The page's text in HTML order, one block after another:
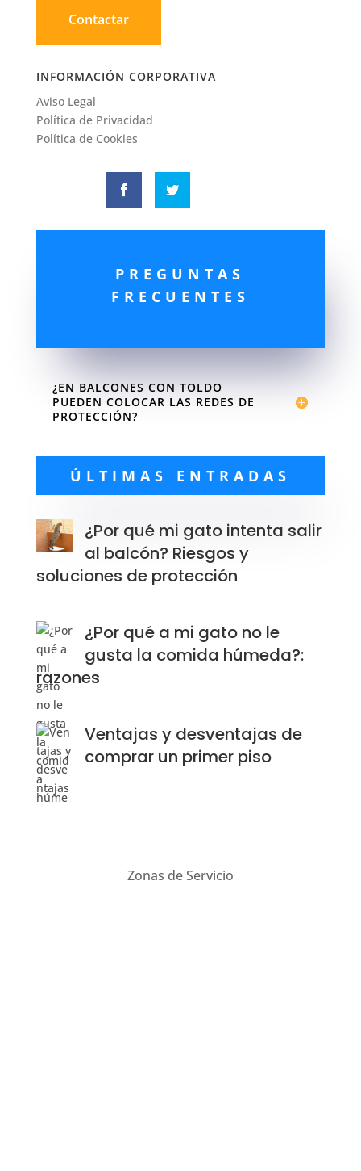
Contactar
INFORMACIÓN CORPORATIVA
Aviso Legal
Política de Privacidad
Política de Cookies
PREGUNTAS
FRECUENTES
¿EN BALCONES CON TOLDO
PUEDEN COLOCAR LAS REDES DE
PROTECCIÓN?
ÚLTIMAS ENTRADAS
¿Por qué mi gato intenta salir
al balcón? Riesgos y
soluciones de protección
¿Por qué a mi gato no le
gusta la comida húmeda?:
razones
Ventajas y desventajas de
comprar un primer piso
Zonas de Servicio